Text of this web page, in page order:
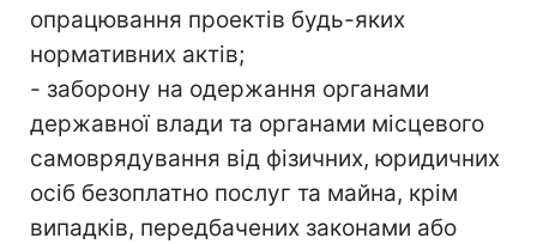
опрацювання проектів будь-яких
нормативних актів;
- заборону на одержання органами
державної влади та органами місцевого
самоврядування від фізичних, юридичних
осіб безоплатно послуг та майна, крім
випадків, передбачених законами або